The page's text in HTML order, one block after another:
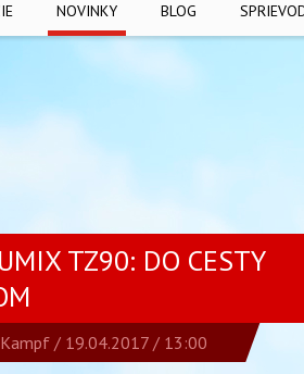
NOVINKY BLOG
TZ90: DO CESTY
/ 19.04.2017 / 13:00